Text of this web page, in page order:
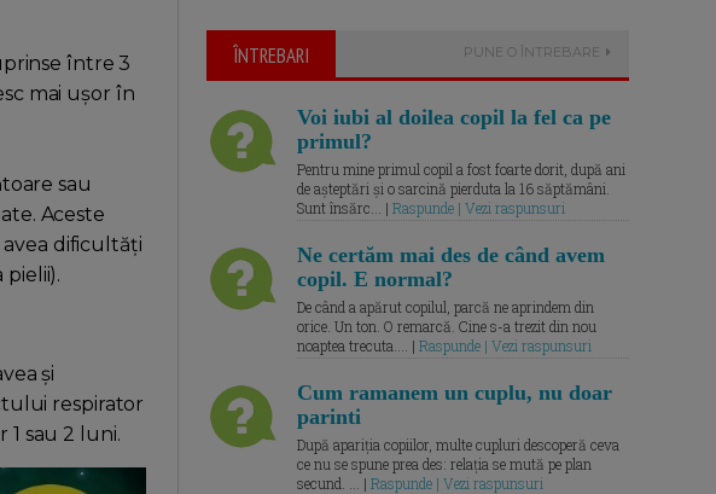
între 3
mai ușor în
sau
Aceste
dificultăți
și
respirator
sau 2 luni.
ÎNTREBARI PUNE O ÎNTREBARE
Voi iubi al doilea copil la fel ca pe
primul?
Pentru mine primul copil a fost foarte dorit, după ani
de așteptări și o sarcină pierduta la 16 săptămâni.
Sunt însărc... | Raspunde | Vezi raspunsuri
Ne certăm mai des de când avem
copil. E normal?
De când a apărut copilul, parcă ne aprindem din
orice. Un ton. O remarcă. Cine s-a trezit din nou
noaptea trecuta.... | Raspunde | Vezi raspunsuri
Cum ramanem un cuplu, nu doar
parinti
După apariția copiilor, multe cupluri descoperă ceva
ce nu se spune prea des: relația se mută pe plan
secund. ... | Raspunde | Vezi raspunsuri